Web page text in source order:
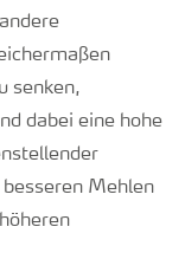
senken,
dabei eine hohe
Mehlen